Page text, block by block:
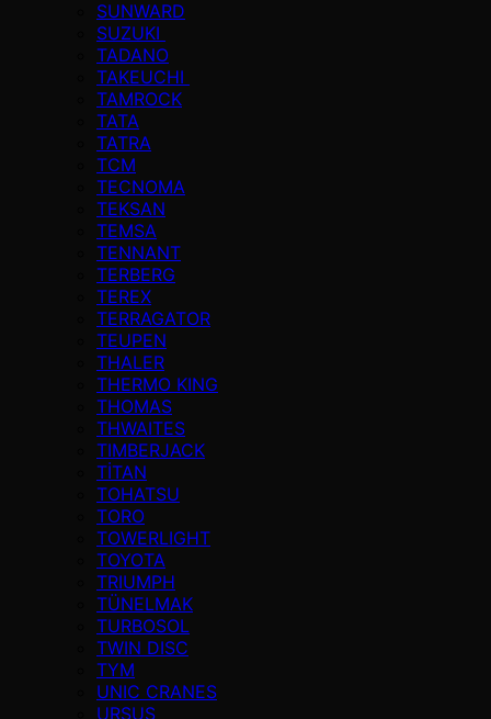
SUNWARD
SUZUKI
TADANO
TAKEUCHI
TAMROCK
TATA
TATRA
TCM
TECNOMA
TEKSAN
TEMSA
TENNANT
TERBERG
TEREX
TERRAGATOR
TEUPEN
THALER
THERMO KING
THOMAS
THWAITES
TIMBERJACK
TİTAN
TOHATSU
TORO
TOWERLIGHT
TOYOTA
TRIUMPH
TÜNELMAK
TURBOSOL
TWIN DISC
TYM
UNIC CRANES
URSUS